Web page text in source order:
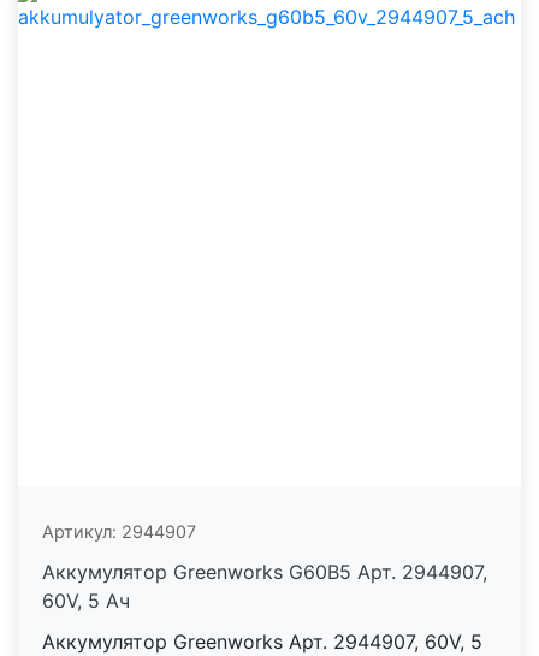
Артикул: 2944907
Аккумулятор Greenworks G60B5 Арт. 2944907,
60V, 5 Ач
Аккумулятор Greenworks Арт. 2944907, 60V, 5